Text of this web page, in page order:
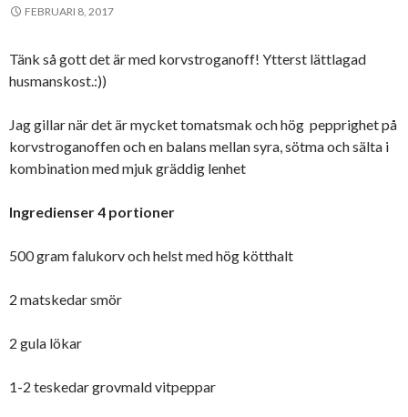
FEBRUARI 8, 2017
Tänk så gott det är med korvstroganoff! Ytterst lättlagad
husmanskost.:))
Jag gillar när det är mycket tomatsmak och hög pepprighet på
korvstroganoffen och en balans mellan syra, sötma och sälta i
kombination med mjuk gräddig lenhet
Ingredienser 4 portioner
500 gram falukorv och helst med hög kötthalt
2 matskedar smör
2 gula lökar
1-2 teskedar grovmald vitpeppar